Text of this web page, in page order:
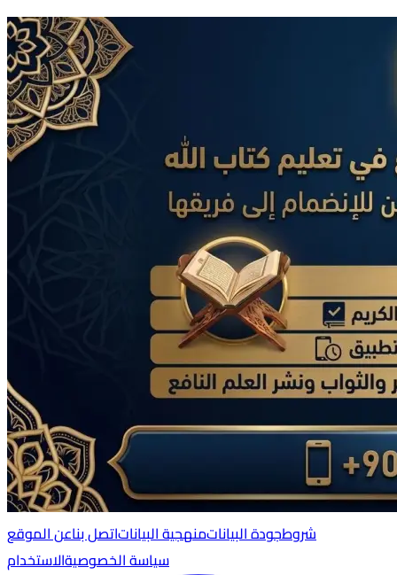
عن الموقعاتصل بنامنهجية البياناتجودة البياناتشروط
الاستخدامسياسة الخصوصية